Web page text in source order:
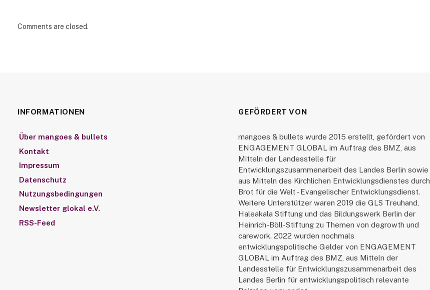
Comments are closed.
INFORMATIONEN
Über mangoes & bullets
Kontakt
Impressum
Datenschutz
Nutzungsbedingungen
Newsletter glokal e.V.
RSS-Feed
GEFÖRDERT VON
mangoes & bullets wurde 2015 erstellt, gefördert von
ENGAGEMENT GLOBAL im Auftrag des BMZ, aus
Mitteln der Landesstelle für
Entwicklungszusammenarbeit des Landes Berlin sowie
aus Mitteln des Kirchlichen Entwicklungsdienstes durch
Brot für die Welt - Evangelischer Entwicklungsdienst.
Weitere Unterstützer waren 2019 die GLS Treuhand,
Haleakala Stiftung und das Bildungswerk Berlin der
Heinrich-Böll-Stiftung zu Themen von degrowth und
carework. 2022 wurden nochmals
entwicklungspolitische Gelder von ENGAGEMENT
GLOBAL im Auftrag des BMZ, aus Mitteln der
Landesstelle für Entwicklungszusammenarbeit des
Landes Berlin für entwicklungspolitisch relevante